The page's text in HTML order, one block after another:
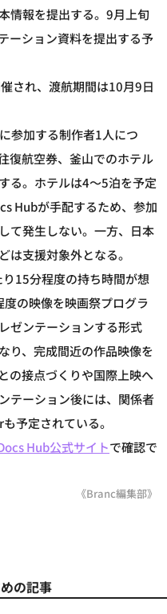
情報を提出する。9月上旬
ーション資料を提出する予
され、渡航期間は10月9日
参加する制作者1人につ
復航空券、釜山でのホテル
る。ホテルは4～5泊を予定
Hubが手配するため、参加
て発生しない。一方、日本
は支援対象外となる。
15分程度の持ち時間が想
の映像を映画祭プログラ
ゼンテーションする形式
り、完成間近の作品映像を
の接点づくりや国際上映へ
テーション後には、関係者
予定されている。
Hub公式サイトで確認で
《Branc編集部》
の記事